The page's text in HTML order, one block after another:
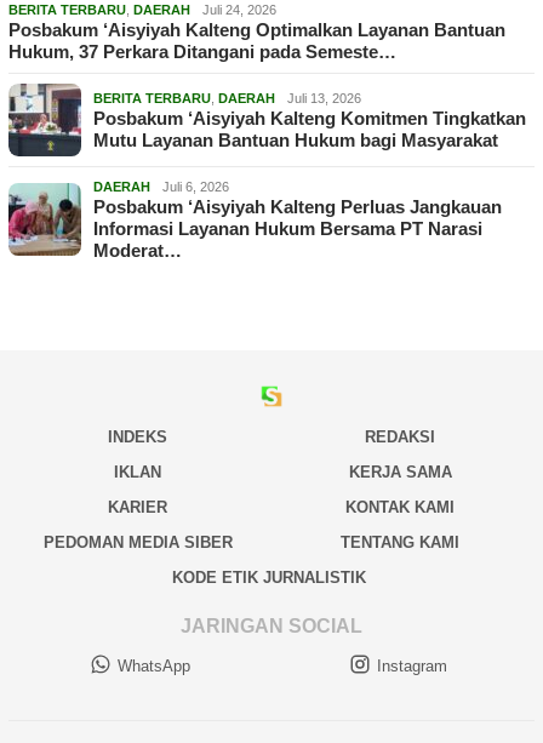
BERITA TERBARU DAERAH Juli 24, 2026
Posbakum ‘Aisyiyah Kalteng Optimalkan Layanan Bantuan
Hukum, 37 Perkara Ditangani pada Semeste…
BERITA TERBARU DAERAH Juli 13, 2026
Posbakum ‘Aisyiyah Kalteng Komitmen Tingkatkan
Mutu Layanan Bantuan Hukum bagi Masyarakat
DAERAH Juli 6, 2026
Posbakum ‘Aisyiyah Kalteng Perluas Jangkauan
Informasi Layanan Hukum Bersama PT Narasi
Moderat…
INDEKS
REDAKSI
IKLAN
KERJA SAMA
KARIER
KONTAK KAMI
PEDOMAN MEDIA SIBER
TENTANG KAMI
KODE ETIK JURNALISTIK
JARINGAN SOCIAL
WhatsApp Instagram